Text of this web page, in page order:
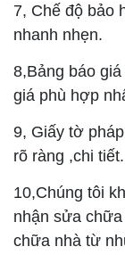
7, Chế độ bảo
nhanh nhẹn.
8,Bảng báo
giá phù hợp
9, Giấy tờ
rõ ràng ,chi tiết.
10,Chúng tôi
nhận sửa
chữa nhà từ